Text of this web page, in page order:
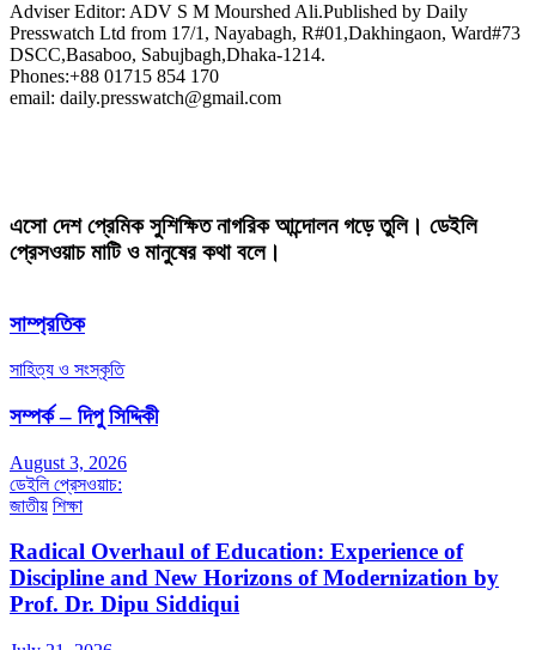
Adviser Editor: ADV S M Mourshed Ali.Published by Daily
Presswatch Ltd from 17/1, Nayabagh, R#01,Dakhingaon, Ward#73
DSCC,Basaboo, Sabujbagh,Dhaka-1214.
Phones:+88 01715 854 170
email: daily.presswatch@gmail.com
এসো দেশ প্রেমিক সুশিক্ষিত নাগরিক আন্দোলন গড়ে তুলি। ডেইলি
প্রেসওয়াচ মাটি ও মানুষের কথা বলে।
সাম্প্রতিক
সাহিত্য ও সংস্কৃতি
সম্পর্ক – দিপু সিদ্দিকী
August 3, 2026
ডেইলি প্রেসওয়াচ:
জাতীয় শিক্ষা
Radical Overhaul of Education: Experience of
Discipline and New Horizons of Modernization by
Prof. Dr. Dipu Siddiqui